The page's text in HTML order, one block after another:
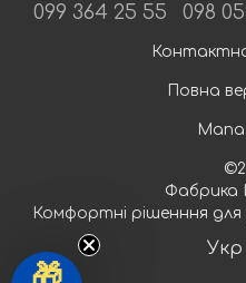
099 364 25 55 098
Повна
Мапа
Фабрика
Комфортні рішенння
Укр